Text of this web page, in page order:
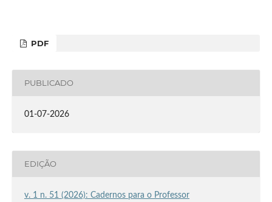
PDF
PUBLICADO
01-07-2026
EDIÇÃO
v. 1 n. 51 (2026): Cadernos para o Professor